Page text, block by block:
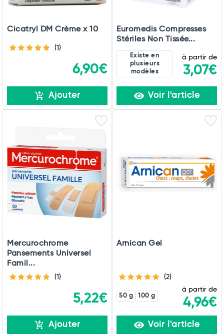
Cicatryl DM Crème x 10
(1)
6,90€
Ajouter
Euromedis Compresses
Stériles Non Tissée...
Existe en
plusieurs
modèles
à partir de
3,07€
Voir l'article
Mercurochrome
Pansements Universel
Famil...
(1)
5,22€
Ajouter
Arnican Gel
(2)
50 g 100 g
à partir de
4,96€
Voir l'article